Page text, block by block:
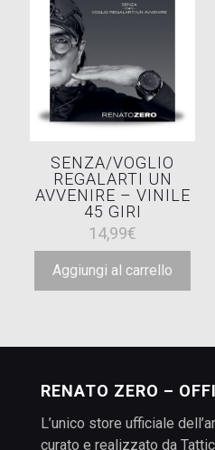
SENZA/VOGLIO
REGALARTI UN
AVVENIRE – VINILE
45 GIRI
14,99€
Aggiungi al carrello
RENATO ZERO –
L’unico store ufficiale
curato e realizzato da